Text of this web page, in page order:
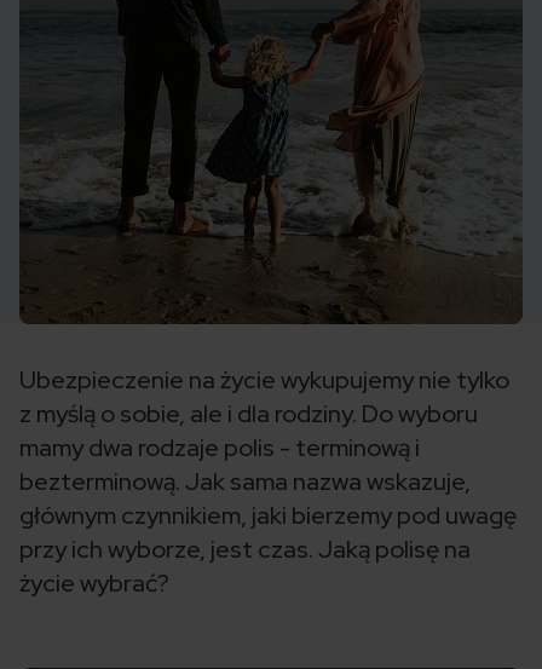
Ubezpieczenie na życie wykupujemy nie tylko
z myślą o sobie, ale i dla rodziny. Do wyboru
mamy dwa rodzaje polis - terminową i
bezterminową. Jak sama nazwa wskazuje,
głównym czynnikiem, jaki bierzemy pod uwagę
przy ich wyborze, jest czas. Jaką polisę na
życie wybrać?